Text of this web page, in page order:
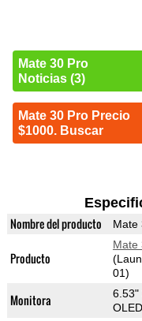
Mate 30 Pro
Noticias (3)
Mate 30 Pro Precio
$1000. Buscar
Nombre del producto Mate
Producto
Mate
01)
Monitora
6.53"
OLED